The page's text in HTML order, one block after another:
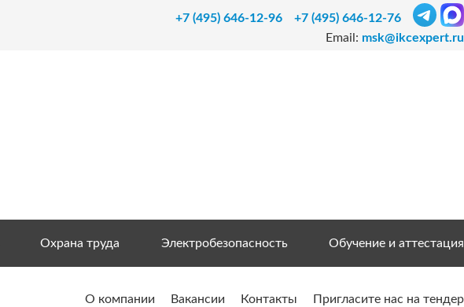
+7 (495) 646-12-96
+7 (495) 646-12-76
Email: msk@ikcexpert.ru
Охрана труда Электробезопасность Обучение и аттестация
О компании Вакансии Контакты Пригласите нас на тендер